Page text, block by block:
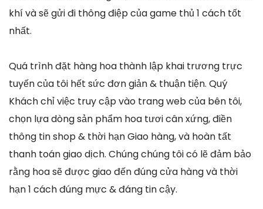
khí và sẽ gửi đi thông điệp của game thủ 1 cách tốt
nhất.
Quá trình đặt hàng hoa thành lập khai trương trực
tuyến của tôi hết sức đơn giản & thuận tiện. Quý
Khách chỉ việc truy cập vào trang web của bên tôi,
chọn lựa dòng sản phẩm hoa tươi cân xứng, điền
thông tin shop & thời hạn Giao hàng, và hoàn tất
thanh toán giao dịch. Chúng chúng tôi có lẽ đảm bảo
rằng hoa sẽ được giao đến đúng cửa hàng và thời
hạn 1 cách đúng mực & đáng tin cậy.